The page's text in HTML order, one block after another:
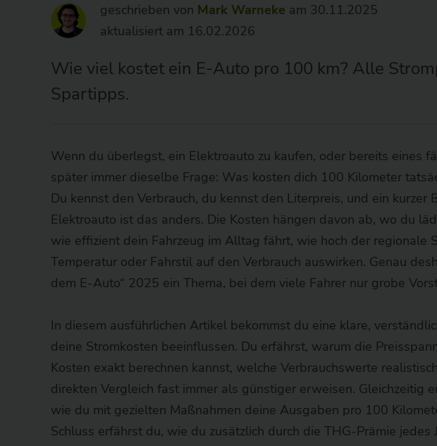
geschrieben von Mark Warneke am 30.11.2025
aktualisiert am 16.02.2026
Wie viel kostet ein E-Auto pro 100 km? Alle
Spartipps.
Wenn du überlegst, ein Elektroauto zu kaufen, oder bereits eines
später immer dieselbe Frage: Was kosten dich 100 Kilometer
Du kennst den Verbrauch, du kennst den Literpreis, und ein kurzer
Elektroauto ist das anders. Die Kosten hängen davon ab, wo du
wie effizient dein Fahrzeug im Alltag fährt, wie hoch der regionale
Temperatur oder Fahrstil auf den Verbrauch auswirken. Genau
dem E-Auto“ 2025 ein Thema, bei dem viele Fahrer nur grobe
In diesem ausführlichen Artikel bekommst du eine klare,
deine Stromkosten beeinflussen. Du erfährst, warum die
Kosten exakt berechnen kannst, welche Verbrauchswerte
direkten Vergleich fast immer als günstiger erweisen. Gleichzeitig
wie du mit gezielten Maßnahmen deine Ausgaben pro 100
Schluss erfährst du, wie du zusätzlich durch die THG-Prämie jedes